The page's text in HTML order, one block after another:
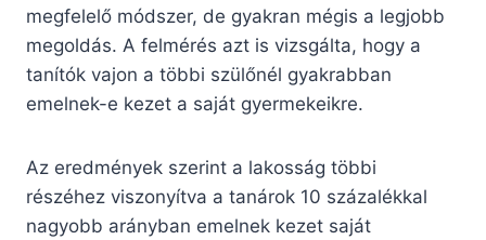
megfelelő módszer, de gyakran mégis a legjobb
megoldás. A felmérés azt is vizsgálta, hogy a
tanítók vajon a többi szülőnél gyakrabban
emelnek-e kezet a saját gyermekeikre.
Az eredmények szerint a lakosság többi
részéhez viszonyítva a tanárok 10 százalékkal
nagyobb arányban emelnek kezet saját